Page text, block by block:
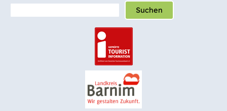
Suchen